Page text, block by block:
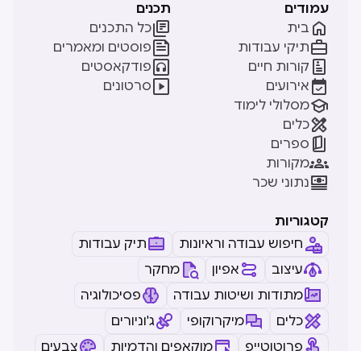
עמודים
בית 
תיקי עבודות
קורות חיים 
אירועים 
מסלולי לימוד
כלים
ספרים 
מקורות
נתוני שכר
תכנים
כל התכנים
פוסטים ומאמרים
פודקאסטים
סרטונים
קטגוריות
חיפוש עבודה וראיונות
תיק עבודות
עיצוב
אפיון
מחקר
מתודות ושיטות עבודה
פסיכולוגיה
כלים
מיקרוקופי
ג'וניורים
פרוטוטייפ
מוקאפים והדמיות צבעים